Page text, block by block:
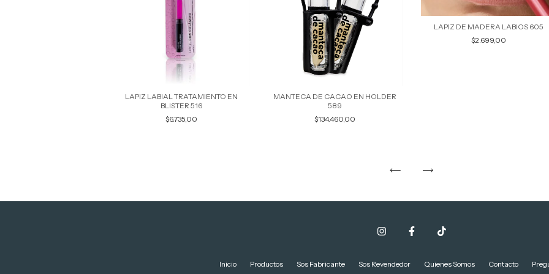
LAPIZ LABIAL TRATAMIENTO EN
BLISTER 516
$6.735,00
MANTECA DE CACAO EN HOLDER
589
$134.460,00
LAPIZ DE MADERA LABIOS 605
$2.699,00
Inicio Productos Sos Fabricante Sos Revendedor Quienes Somos Contacto